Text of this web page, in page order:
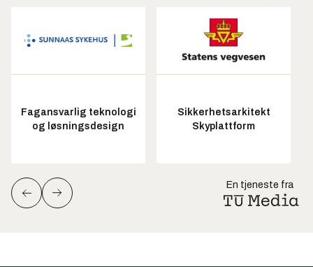
Fagansvarlig teknologi
og løsningsdesign
Sikkerhetsarkitekt
Skyplattform
En tjeneste fra